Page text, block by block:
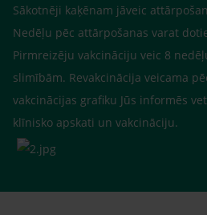
Sākotnēji kaķēnam jāveic
Nedēļu pēc attārpošanas varat
Pirmreizēju vakcināciju veic 8
slimībām. Revakcinācija veicama
vakcinācijas grafiku Jūs informēs
klīnisko apskati un vakcināciju.